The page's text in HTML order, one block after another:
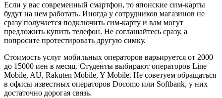
Если у вас современный смартфон, то японские сим-карты
будут на нем работать. Иногда у сотрудников магазинов не
сразу получается подключить сим-карту и вам могут
предложить купить телефон. Не соглашайтесь сразу, а
попросите протестировать другую симку.
Стоимость услуг мобильных операторов варьируется от 2000
до 15000 иен в месяц. Студенты выбирают операторов Line
Mobile, AU, Rakuten Mobile, Y Mobile. Не советуем обращаться
в офисы известных операторов Docomo или Softbank, у них
достаточно дорогая связь.